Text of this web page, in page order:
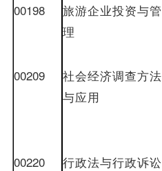
00198
旅游企业投资与管
理
00209
社会经济调查方法
与应用
00220
行政法与行政诉讼